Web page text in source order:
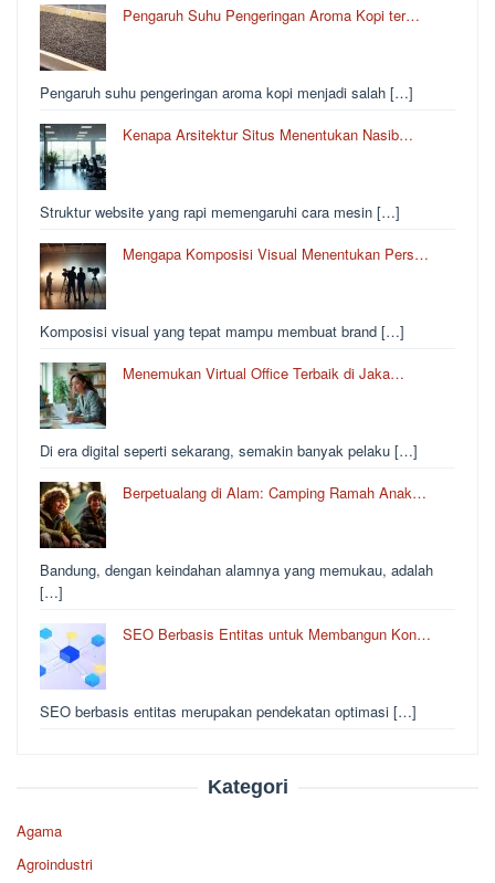
Pengaruh Suhu Pengeringan Aroma Kopi ter…
Pengaruh suhu pengeringan aroma kopi menjadi salah […]
Kenapa Arsitektur Situs Menentukan Nasib…
Struktur website yang rapi memengaruhi cara mesin […]
Mengapa Komposisi Visual Menentukan Pers…
Komposisi visual yang tepat mampu membuat brand […]
Menemukan Virtual Office Terbaik di Jaka…
Di era digital seperti sekarang, semakin banyak pelaku […]
Berpetualang di Alam: Camping Ramah Anak…
Bandung, dengan keindahan alamnya yang memukau, adalah
[…]
SEO Berbasis Entitas untuk Membangun Kon…
SEO berbasis entitas merupakan pendekatan optimasi […]
Kategori
Agama
Agroindustri